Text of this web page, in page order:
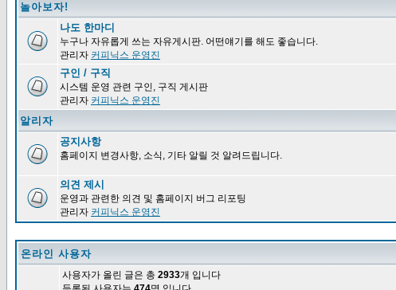
놀아보자!
나도 한마디
누구나 자유롭게 쓰는 자유게시판. 어떤얘기를 해도 좋습니다.
관리자 커피닉스 운영진
구인 / 구직
시스템 운영 관련 구인, 구직 게시판
관리자 커피닉스 운영진
알리자
공지사항
홈페이지 변경사항, 소식, 기타 알릴 것 알려드립니다.
의견 제시
운영과 관련한 의견 및 홈페이지 버그 리포팅
관리자 커피닉스 운영진
온라인 사용자
사용자가 올린 글은 총 2933개 입니다